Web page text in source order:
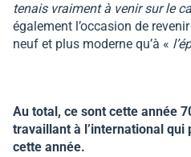
tenais vraiment à venir sur le
également l’occasion de
neuf et plus moderne qu’à «
Au total, ce sont cette année
travaillant à l’international
cette année.